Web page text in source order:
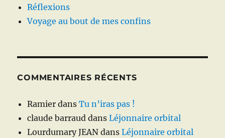
Réflexions
Voyage au bout de mes confins
COMMENTAIRES RÉCENTS
Ramier dansTu n’iras pas !
claude barraud dansLéjonnaire orbital
Lourdumary JEAN dansLéjonnaire orbital